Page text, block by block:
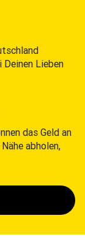
Deinen Lieben
das Geld an
abholen,